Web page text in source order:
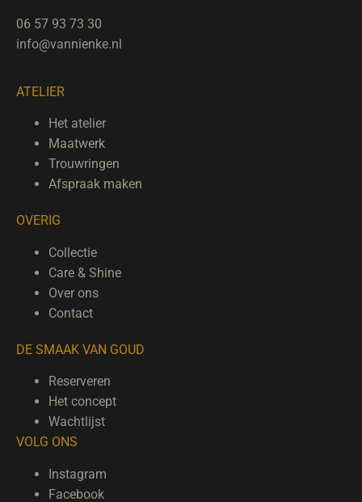
06 57 93 73 30
info@vannienke.nl
ATELIER
Het atelier
Maatwerk
Trouwringen
Afspraak maken
OVERIG
Collectie
Care & Shine
Over ons
Contact
DE SMAAK VAN GOUD
Reserveren
Het concept
Wachtlijst
VOLG ONS
Instagram
Facebook